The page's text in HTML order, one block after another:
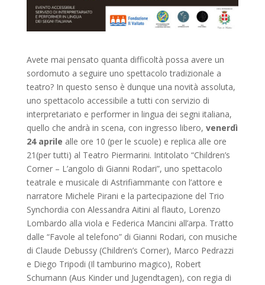
Avete mai pensato quanta difficoltà possa avere un
sordomuto a seguire uno spettacolo tradizionale a
teatro? In questo senso è dunque una novità assoluta,
uno spettacolo accessibile a tutti con servizio di
interpretariato e performer in lingua dei segni italiana,
quello che andrà in scena, con ingresso libero, venerdì
24 aprile alle ore 10 (per le scuole) e replica alle ore
21(per tutti) al Teatro Piermarini. Intitolato “Children’s
Corner – L’angolo di Gianni Rodari”, uno spettacolo
teatrale e musicale di Astrifiammante con l’attore e
narratore Michele Pirani e la partecipazione del Trio
Synchordia con Alessandra Aitini al flauto, Lorenzo
Lombardo alla viola e Federica Mancini all’arpa. Tratto
dalle “Favole al telefono” di Gianni Rodari, con musiche
di Claude Debussy (Children’s Corner), Marco Pedrazzi
e Diego Tripodi (Il tamburino magico), Robert
Schumann (Aus Kinder und Jugendtagen), con regia di